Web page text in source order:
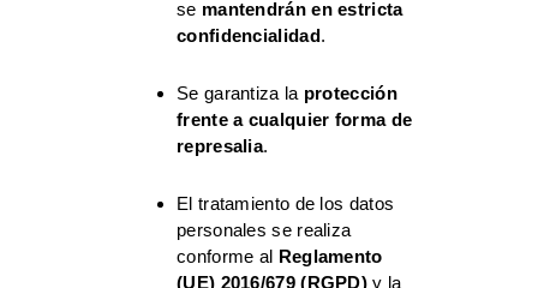
se mantendrán en estricta
confidencialidad.
Se garantiza la protección
frente a cualquier forma de
represalia.
El tratamiento de los datos
personales se realiza
conforme al Reglamento
(UE) 2016/679 (RGPD) y la